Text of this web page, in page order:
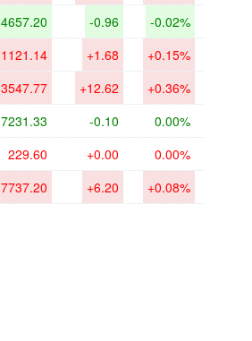
4657.20 -0.96 -0.02%
1121.14 +1.68 +0.15%
3547.77 +12.62 +0.36%
7231.33 -0.10 0.00%
229.60 +0.00 0.00%
7737.20 +6.20 +0.08%